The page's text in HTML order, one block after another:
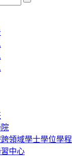
領域學士學位學程
中心